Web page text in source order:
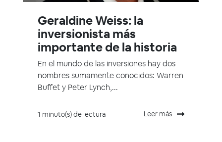
Geraldine Weiss: la
inversionista más
importante de la historia
En el mundo de las inversiones hay dos
nombres sumamente conocidos: Warren
Buffet y Peter Lynch,...
1 minuto(s) de lectura Leer más